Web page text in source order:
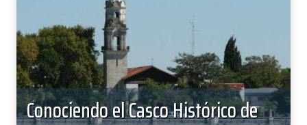
Conociendo el Casco Histórico de